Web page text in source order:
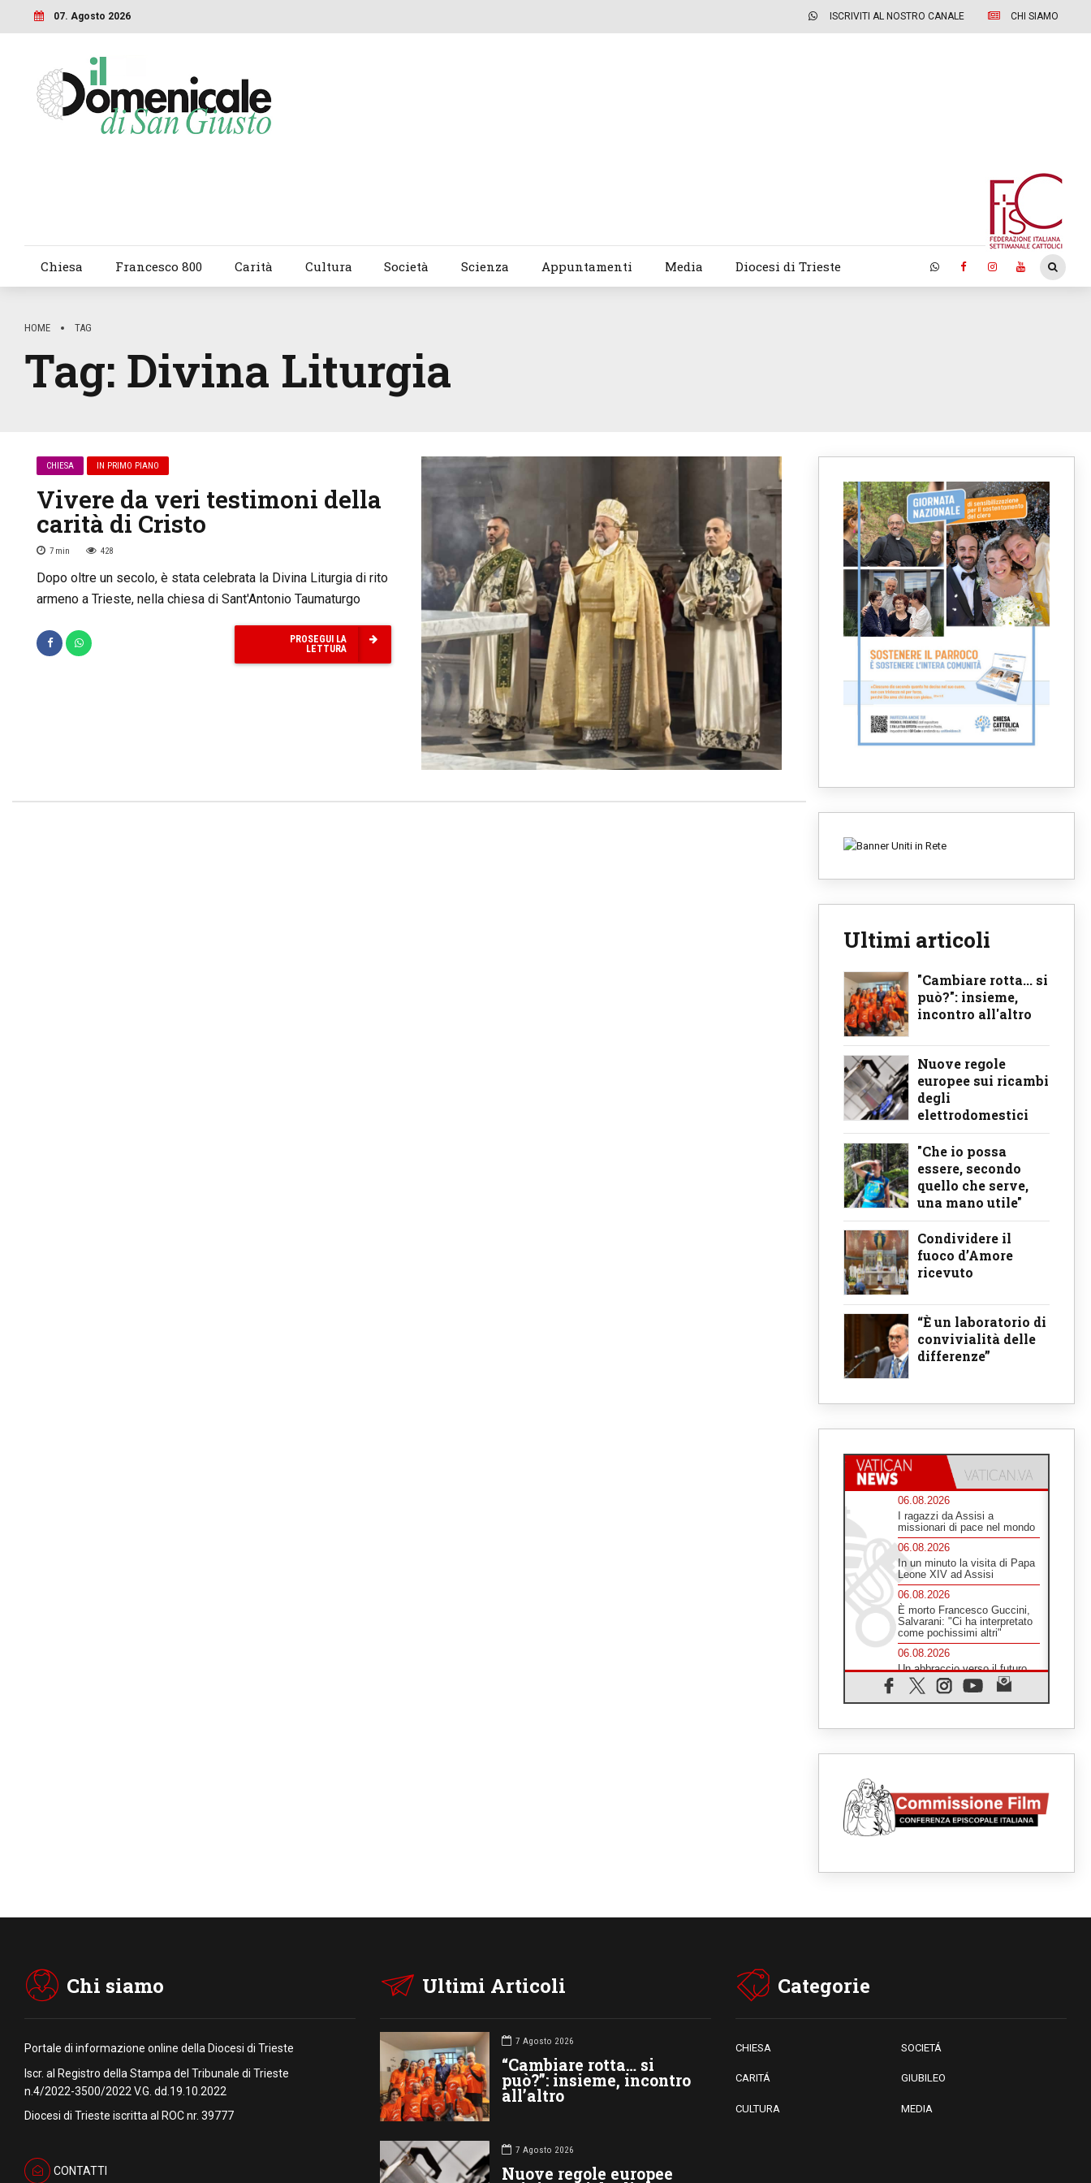
07. Agosto 2026 ISCRIVITI AL NOSTRO CANALE CHI SIAMO
Chiesa Francesco 800 Carità Cultura Società Scienza Appuntamenti Media Diocesi di Trieste
HOME TAG
Tag: Divina Liturgia
CHIESA IN PRIMO PIANO
Vivere da veri testimoni della
carità di Cristo
7 min 428
Dopo oltre un secolo, è stata celebrata la Divina Liturgia di rito
armeno a Trieste, nella chiesa di Sant'Antonio Taumaturgo
PROSEGUI LA
LETTURA
Ultimi articoli
"Cambiare rotta... si
può?": insieme,
incontro all'altro
Nuove regole
europee sui ricambi
degli
elettrodomestici
"Che io possa
essere, secondo
quello che serve,
una mano utile"
Condividere il
fuoco d’Amore
ricevuto
“È un laboratorio di
convivialità delle
differenze”
06.08.2026
I ragazzi da Assisi a
missionari di pace nel mondo
06.08.2026
In un minuto la visita di Papa
Leone XIV ad Assisi
06.08.2026
È morto Francesco Guccini,
Salvarani: "Ci ha interpretato
come pochissimi altri"
06.08.2026
Un abbraccio verso il futuro,
la grande festa del Papa e dei
giovani ad Assisi
Il grazie dei giovani al Papa:
separano gli esseri umani
06.08.2026
06.08.2026
Hiroshima e Nagasaki, 81
di preghiera per la pace"
Chi siamo
Portale di informazione online della Diocesi di Trieste
Iscr. al Registro della Stampa del Tribunale di Trieste
n.4/2022-3500/2022 V.G. dd.19.10.2022
Diocesi di Trieste iscritta al ROC nr. 39777
CONTATTI
Ultimi Articoli
7 Agosto 2026
“Cambiare rotta… si
può?”: insieme, incontro
all’altro
7 Agosto 2026
Nuove regole europee
Categorie
CHIESA SOCIETÁ
CARITÁ GIUBILEO
CULTURA MEDIA